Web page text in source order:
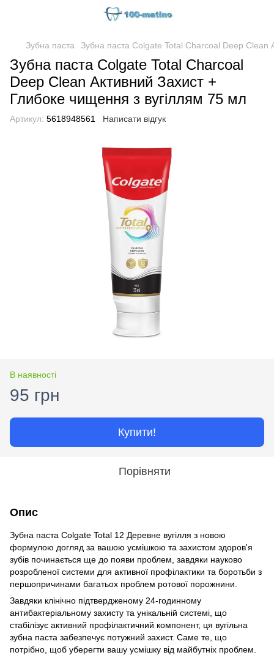
Зубна паста Зубна паста Colgate Total Charcoal Deep Clean
Зубна паста Colgate Total Charcoal
Deep Clean Активний Захист +
Глибоке чищення з вугіллям 75 мл
Артикул: 5618948561 Написати відгук
В наявності
95 грн
Купити!
Порівняти
Опис
Зубна паста Colgate Total 12 Деревне вугілля з новою
формулою догляд за вашою усмішкою та захистом здоров'я
зубів починається ще до появи проблем, завдяки науково
розробленої системи для активної профілактики та боротьби з
першопричинами багатьох проблем ротової порожнини.
Завдяки клінічно підтвердженому 24-годинному
антибактеріальному захисту та унікальній системі, що
стабілізує активний профілактичний компонент, ця вугільна
зубна паста забезпечує потужний захист. Саме те, що
потрібно, щоб уберегти вашу усмішку від майбутніх проблем.